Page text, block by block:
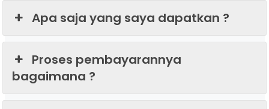
Apa saja yang saya dapatkan ?
Proses pembayarannya
bagaimana ?